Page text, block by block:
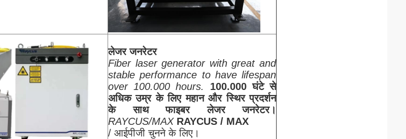
लेजर जनरेटर
Fiber laser generator with great and
stable performance to have lifespan
over 100.000 hours.
100.000 घंटे से
अधिक उम्र के लिए महान और स्थिर प्रदर्शन
के साथ फाइबर लेजर जनरेटर।
RAYCUS/MAX RAYCUS / MAX
/ आईपीजी चुनने के लिए।